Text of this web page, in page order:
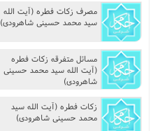
مناسک حج
عبادات
عقود
ایقاعات
مصرف زکات فطره‌‌ (آیت الله
سید محمد حسینی شاهرودی)
مسائل متفرقه زکات فطره‌‌
(آیت الله سید محمد حسینی
شاهرودی)
زکات فطره (آیت الله سید
محمد حسینی شاهرودی)